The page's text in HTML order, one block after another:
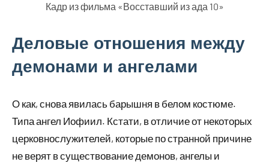
Кадр из фильма «Восставший из ада 10»
Деловые отношения между
демонами и ангелами
О как, снова явилась барышня в белом костюме.
Типа ангел Иофиил. Кстати, в отличие от некоторых
церковнослужителей, которые по странной причине
не верят в существование демонов, ангелы и